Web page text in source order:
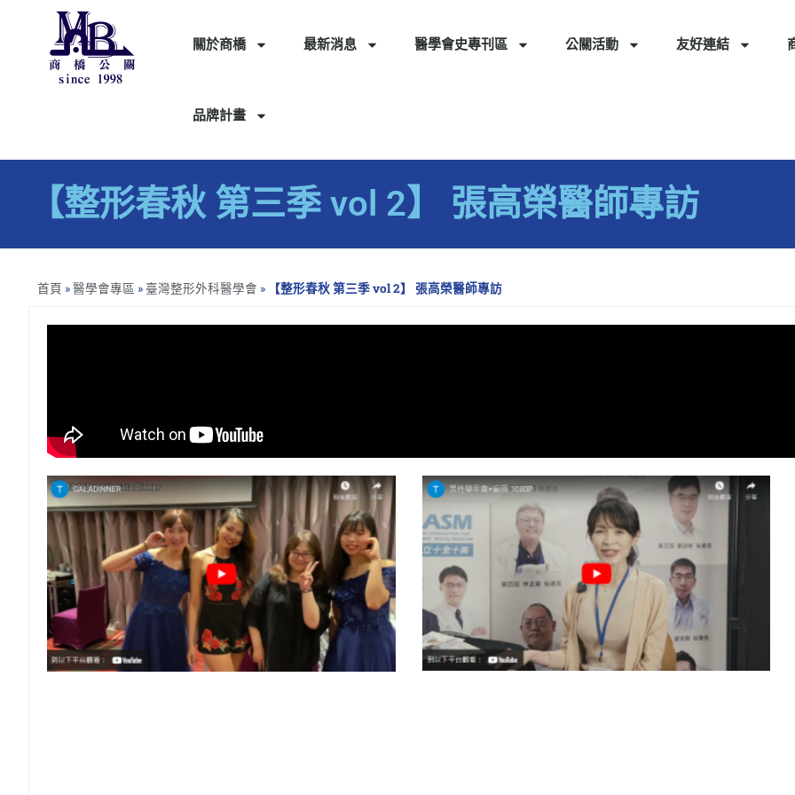
關於商橋 最新消息 醫學會史專刊區 公關活動 友好連結
品牌計畫
【整形春秋 第三季 vol 2】 張高榮醫師專訪
首頁 »醫學會專區 » 臺灣整形外科醫學會 » 【整形春秋 第三季 vol 2】 張高榮醫師專訪